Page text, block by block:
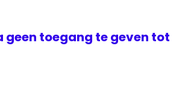
geen toegang te geven tot